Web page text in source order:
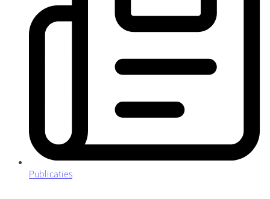
Publicaties